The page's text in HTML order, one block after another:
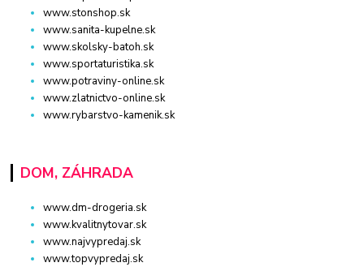
www.stonshop.sk
www.sanita-kupelne.sk
www.skolsky-batoh.sk
www.sportaturistika.sk
www.potraviny-online.sk
www.zlatnictvo-online.sk
www.rybarstvo-kamenik.sk
DOM, ZÁHRADA
www.dm-drogeria.sk
www.kvalitnytovar.sk
www.najvypredaj.sk
www.topvypredaj.sk